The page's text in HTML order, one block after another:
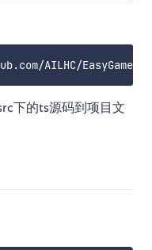
下的ts源码到项目文